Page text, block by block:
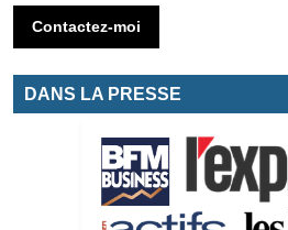
Contactez-moi
DANS LA PRESSE